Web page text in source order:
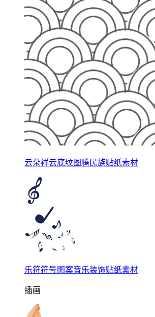
云朵祥云底纹图腾民族贴纸素材
乐符符号图案音乐装饰贴纸素材
插画